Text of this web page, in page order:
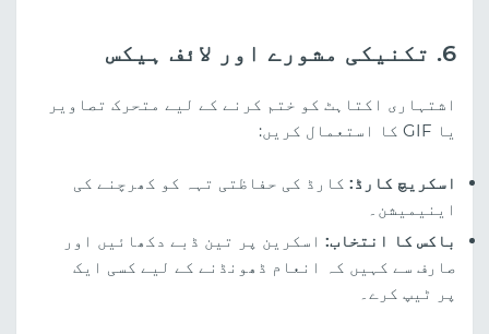
6. تکنیکی مشورے اور لائف ہیکس
اشتہاری اکتاہٹ کو ختم کرنے کے لیے متحرک تصاویر
یا GIF کا استعمال کریں:
اسکریچ کارڈ: کارڈ کی حفاظتی تہہ کو کھرچنے کی
اینیمیشن۔
باکس کا انتخاب: اسکرین پر تین ڈبے دکھائیں اور
صارف سے کہیں کہ انعام ڈھونڈنے کے لیے کسی ایک
پر ٹیپ کرے۔